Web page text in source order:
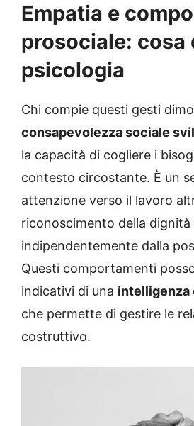
Empatia e
prosociale: cosa
psicologia
Chi compie questi gesti
consapevolezza sociale
la capacità di cogliere i
contesto circostante. È un
attenzione verso il lavoro
riconoscimento della dignità
indipendentemente dalla
Questi comportamenti
indicativi di una intelligenza
che permette di gestire le
costruttivo.